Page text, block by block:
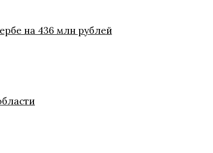
на 436 млн рублей